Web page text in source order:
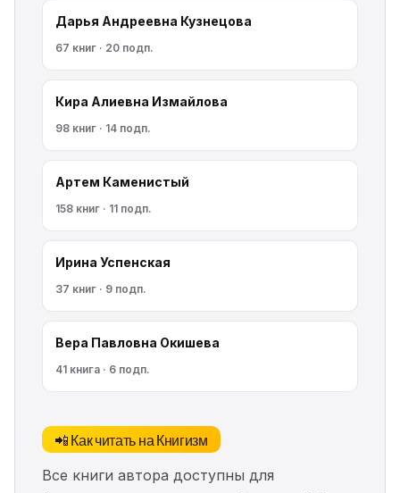
Дарья Андреевна Кузнецова
67 книг · 20 подп.
Кира Алиевна Измайлова
98 книг · 14 подп.
Артем Каменистый
158 книг · 11 подп.
Ирина Успенская
37 книг · 9 подп.
Вера Павловна Окишева
41 книга · 6 подп.
📲 Как читать на Книгизм
Все книги автора доступны для